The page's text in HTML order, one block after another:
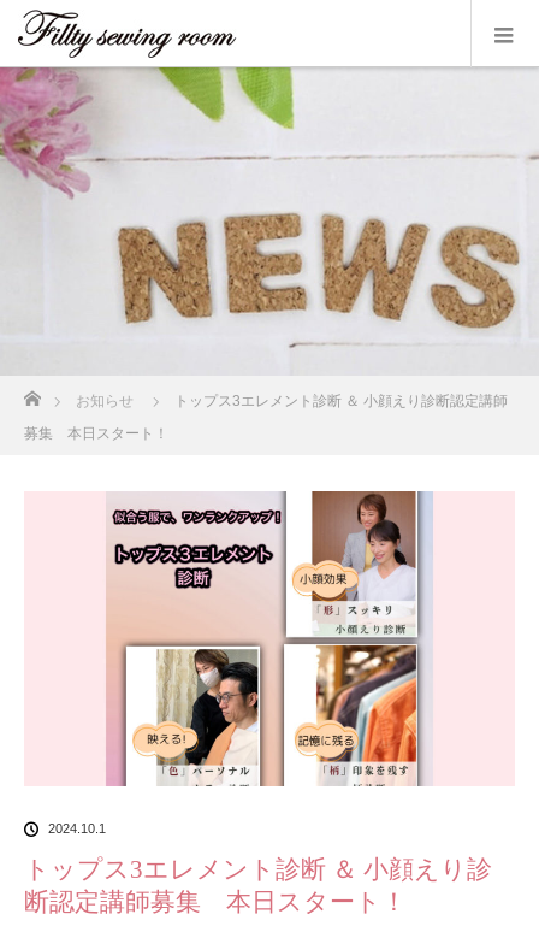
ホーム
お知らせ
トップス3エレメント診断 ＆ 小顔えり診断認定講師
募集 本日スタート！
2024.10.1
トップス3エレメント診断 ＆ 小顔えり診
断認定講師募集 本日スタート！